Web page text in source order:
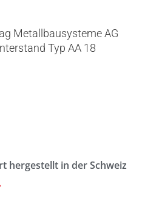
hergestellt in der Schweiz